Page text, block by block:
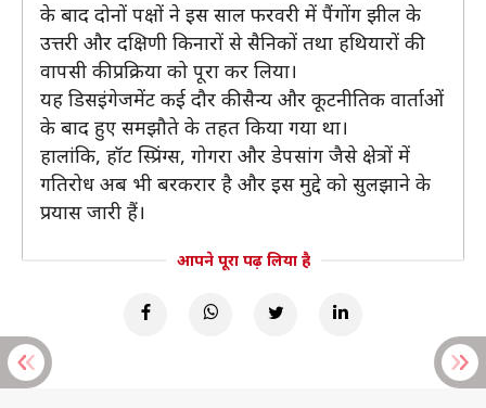
के बाद दोनों पक्षों ने इस साल फरवरी में पैंगोंग झील के
उत्तरी और दक्षिणी किनारों से सैनिकों तथा हथियारों की
वापसी की प्रक्रिया को पूरा कर लिया।
यह डिसइंगेजमेंट कई दौर की सैन्य और कूटनीतिक वार्ताओं
के बाद हुए समझौते के तहत किया गया था।
हालांकि, हॉट स्प्रिंग्स, गोगरा और डेपसांग जैसे क्षेत्रों में
गतिरोध अब भी बरकरार है और इस मुद्दे को सुलझाने के
प्रयास जारी हैं।
आपने पूरा पढ़ लिया है